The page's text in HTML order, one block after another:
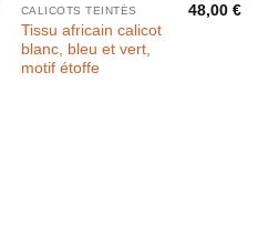
CALICOTS TEINTÉS
Tissu africain calicot
blanc, bleu et vert,
motif étoffe
48,00€